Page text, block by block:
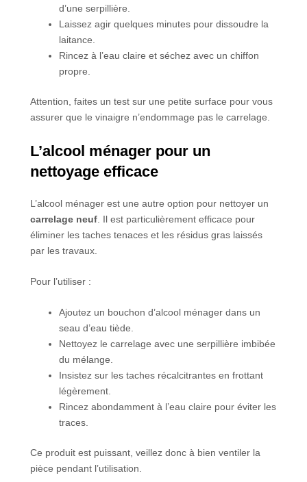
d’une serpillière.
Laissez agir quelques minutes pour dissoudre la
laitance.
Rincez à l’eau claire et séchez avec un chiffon
propre.
Attention, faites un test sur une petite surface pour vous
assurer que le vinaigre n’endommage pas le carrelage.
L’alcool ménager pour un
nettoyage efficace
L’alcool ménager est une autre option pour nettoyer un
carrelage neuf . Il est particulièrement efficace pour
éliminer les taches tenaces et les résidus gras laissés
par les travaux.
Pour l’utiliser :
Ajoutez un bouchon d’alcool ménager dans un
seau d’eau tiède.
Nettoyez le carrelage avec une serpillière imbibée
du mélange.
Insistez sur les taches récalcitrantes en frottant
légèrement.
Rincez abondamment à l’eau claire pour éviter les
traces.
Ce produit est puissant, veillez donc à bien ventiler la
pièce pendant l’utilisation.